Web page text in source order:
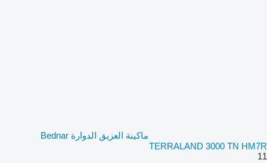
ماكينة العزيق الدوارة Bednar
TERRALAND 3000 TN HM7R
11